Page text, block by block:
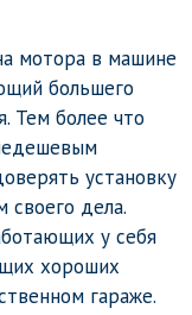
мотора в машине
большего
Тем более что
установку
своего дела.
у себя
хороших
гараже.